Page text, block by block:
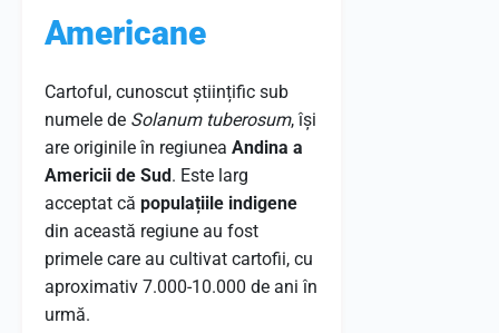
Americane
Cartoful, cunoscut științific sub
numele de Solanum tuberosum, își
are originile în regiunea Andina a
Americii de Sud. Este larg
acceptat că populațiile indigene
din această regiune au fost
primele care au cultivat cartofii, cu
aproximativ 7.000-10.000 de ani în
urmă.